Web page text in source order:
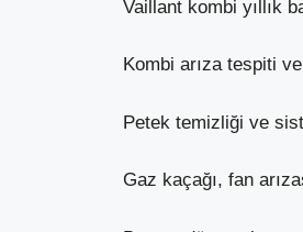
Vaillant kombi yıllık
Kombi arıza tespiti ve
Petek temizliği ve
Gaz kaçağı, fan